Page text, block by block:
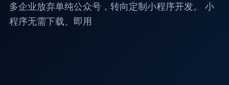
关于我们
多企业放弃单纯公众号，转向定制小程序开发。 小
程序无需下载、即用